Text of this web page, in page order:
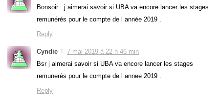
Bonsoir . j aimerai savoir si UBA va encore lancer les stages
remunérés pour le compte de l année 2019 .
Reply
Cyndie
7 mai 2019 à 22 h 46 min
Bsr j aimerai savoir si UBA va encore lancer les stages
remunerés pour le compte de l annee 2019 .
Reply